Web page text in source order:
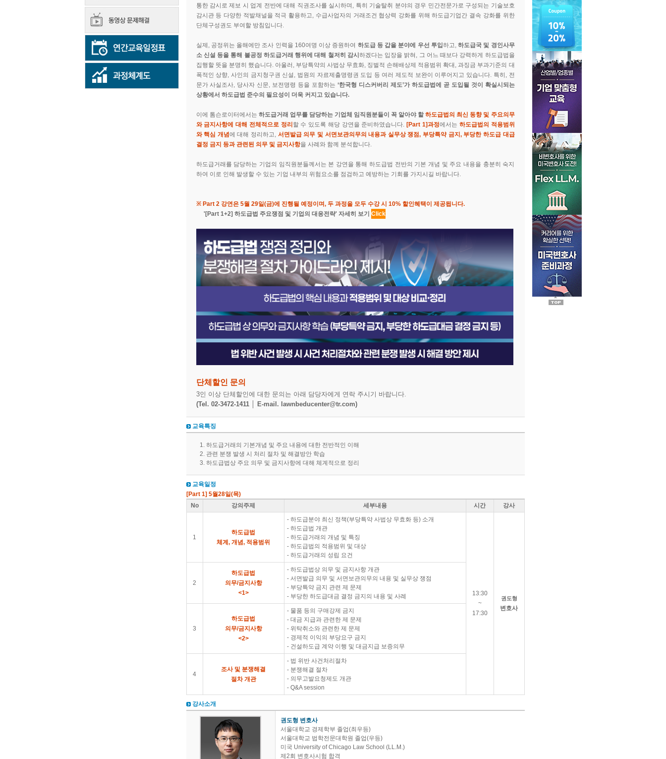
통한 감시로 제보 시 업계 전반에 대해 직권조사를 실시하며, 특히 기술탈취 분야의 경우 민간전문가로 구성되는 기술보호
감시관 등 다양한 적발채널을 적극 활용하고, 수급사업자의 거래조건 협상력 강화를 위해 하도급기업간 결속 강화를 위한
단체구성권도 부여할 방침입니다.
실제, 공정위는 올해에만 조사 인력을 160여명 이상 증원하여 하도급 등 갑을 분야에 우선 투입하고, 하도급국 및 경인사무
소 신설 등을 통해 불공정 하도급거래 행위에 대해 철저히 감시 하겠다는 입장을 밝혀, 그 어느 때보다 강력하게 하도급법을
집행할 뜻을 분명히 했습니다. 아울러, 부당특약의 사법상 무효화, 징벌적 손해배상제 적용범위 확대, 과징금 부과기준의 대
폭적인 상향, 사인의 금지청구권 신설, 법원의 자료제출명령권 도입 등 여러 제도적 보완이 이루어지고 있습니다. 특히, 전
문가 사실조사, 당사자 신문, 보전명령 등을 포함하는 ‘한국형 디스커버리 제도’가 하도급법에 곧 도입될 것이 확실시되는
상황에서 하도급법 준수의 필요성이 더욱 커지고 있습니다.
이에 톰슨로이터에서는 하도급거래 업무를 담당하는 기업체 임직원분들이 꼭 알아야 할하도급법의 최신 동향 및 주요의무
와 금지사항에 대해 전체적으로 정리 할 수 있도록 해당 강연을 준비하였습니다. [Part 1]과정에서는 하도급법의 적용범위
와 핵심 개념에 대해 정리하고, 서면발급 의무 및 서면보관의무의 내용과 실무상 쟁점, 부당특약 금지, 부당한 하도급 대급
결정 금지 등과 관련된 의무 및 금지사항을 사례와 함께 분석합니다.
하도급거래를 담당하는 기업의 임직원분들께서는 본 강연을 통해 하도급법 전반의 기본 개념 및 주요 내용을 충분히 숙지
하여 이로 인해 발생할 수 있는 기업 내부의 위험요소를 점검하고 예방하는 기회를 가지시길 바랍니다.​
※ Part 2 강연은 5월 29일(금)에 진행될 예정이며, 두 과정을 모두 수강 시 10% 할인혜택이 제공됩니다.
'[Part 1+2] 하도급법 주요쟁점 및 기업의 대응전략' 자세히 보기 Click
단체할인 문의
3인 이상 단체할인에 대한 문의는 아래 담당자에게 연락 주시기 바랍니다.
(Tel. 02-3472-1411 │ E-mail. lawnbeducenter@tr.com)
교육특징
하도급거래의 기본개념 및 주요 내용에 대한 전반적인 이해
관련 분쟁 발생 시 처리 절차 및 해결방안 학습
하도급법상 주요 의무 및 금지사항에 대해 체계적으로 정리
교육일정
[Part 1] 5월28일(목)
No
강의주제 세부내용 시간 강사
1
하도급법
체계, 개념, 적용범위
- 하도급분야 최신 정책(부당특약 사법상 무효화 등) 소개
- 하도급법 개관
- 하도급거래의 개념 및 특징​
- 하도급법의 적용범위 및 대상
- 하도급거래의 성립 요건
13:30
~
17:30
권도형
변호사
2
하도급법
의무/금지사항
<1>
- 하도급법상 의무 및 금지사항 개관
- 서면발급 의무 및 서면보관의무의 내용 및 실무상 쟁점
- 부당특약 금지 관련 제 문제
- 부당한 하도급대금 결정 금지의 내용 및 사례
3
하도급법
의무/금지사항
<2>
- 물품 등의 구매강제 금지
- 대금 지급과 관련한 제 문제
- 위탁취소와 관련한 제 문제
- 경제적 이익의 부당요구 금지
​- 건설하도급 계약 이행 및 대금지급 보증의무
4
조사 및 분쟁해결
​절차 개관
- 법 위반 사건처리절차
- 분쟁해결 절차
- 의무고발요청제도 개관
​- Q&A session
강사소개
권도형 변호사
서울대학교 경제학부 졸업(최우등)
서울대학교 법학전문대학원 졸업(우등)
미국 University of Chicago Law School (LL.M.)
제2회 변호사시험 합격